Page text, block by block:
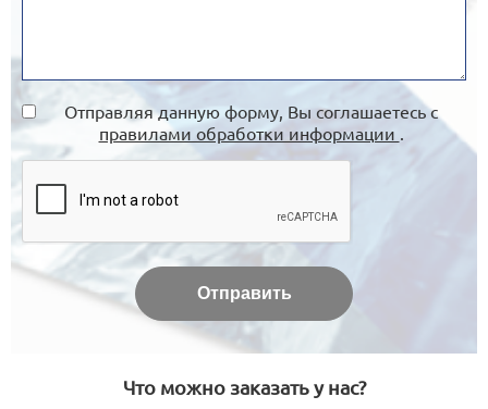
Отправляя данную форму, Вы соглашаетесь с
правилами обработки информации .
Что можно заказать у нас?